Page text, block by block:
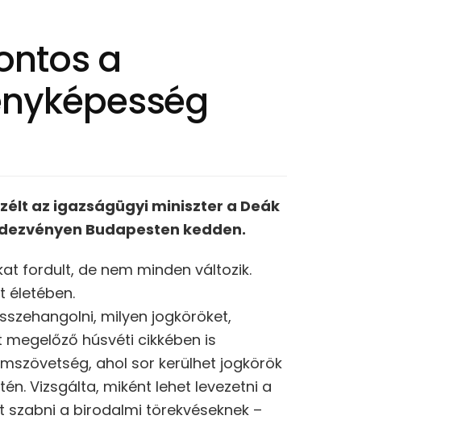
a
az igazságügyi miniszter a Deák
Budapesten kedden.
fordult, de nem minden változik.
életében.
milyen jogköröket,
megelőző húsvéti cikkében is
ahol sor kerülhet jogkörök
Vizsgálta, miként lehet levezetni a
a birodalmi törekvéseknek –